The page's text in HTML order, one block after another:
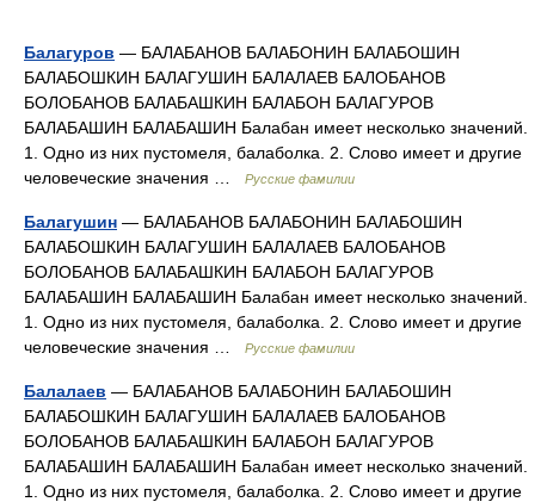
Балагуров — БАЛАБАНОВ БАЛАБОНИН БАЛАБОШИН
БАЛАБОШКИН БАЛАГУШИН БАЛАЛАЕВ БАЛОБАНОВ
БОЛОБАНОВ БАЛАБАШКИН БАЛАБОН БАЛАГУРОВ
БАЛАБАШИН БАЛАБАШИН Балабан имеет несколько значений.
1. Одно из них пустомеля, балаболка. 2. Слово имеет и другие
человеческие значения …
Русские фамилии
Балагушин — БАЛАБАНОВ БАЛАБОНИН БАЛАБОШИН
БАЛАБОШКИН БАЛАГУШИН БАЛАЛАЕВ БАЛОБАНОВ
БОЛОБАНОВ БАЛАБАШКИН БАЛАБОН БАЛАГУРОВ
БАЛАБАШИН БАЛАБАШИН Балабан имеет несколько значений.
1. Одно из них пустомеля, балаболка. 2. Слово имеет и другие
человеческие значения …
Русские фамилии
Балалаев — БАЛАБАНОВ БАЛАБОНИН БАЛАБОШИН
БАЛАБОШКИН БАЛАГУШИН БАЛАЛАЕВ БАЛОБАНОВ
БОЛОБАНОВ БАЛАБАШКИН БАЛАБОН БАЛАГУРОВ
БАЛАБАШИН БАЛАБАШИН Балабан имеет несколько значений.
1. Одно из них пустомеля, балаболка. 2. Слово имеет и другие